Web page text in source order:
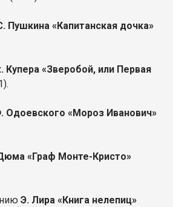
Пушкина «Капитанская дочка»
Купера «Зверобой, или Первая
Одоевского «Мороз Иванович»
«Граф Монте-Кристо»
Э. Лира «Книга нелепиц»